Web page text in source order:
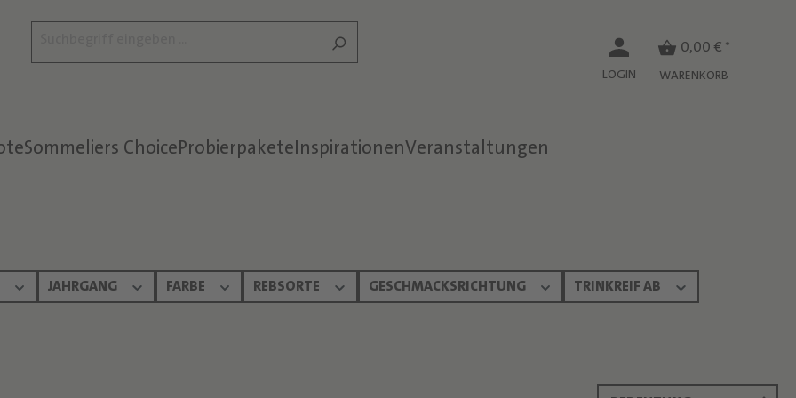
LOGIN
0,00 € *
WARENKORB
Sommeliers ChoiceProbierpaketeInspirationenVeranstaltungen
Text überspringen
JAHRGANG FARBE REBSORTE GESCHMACKSRICHTUNG TRINKREIF AB